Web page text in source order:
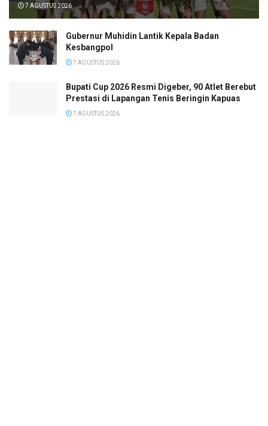
7 AGUSTUS 2026
Gubernur Muhidin Lantik Kepala Badan
Kesbangpol
7 AGUSTUS 2026
Bupati Cup 2026 Resmi Digeber, 90 Atlet Berebut
Prestasi di Lapangan Tenis Beringin Kapuas
7 AGUSTUS 2026